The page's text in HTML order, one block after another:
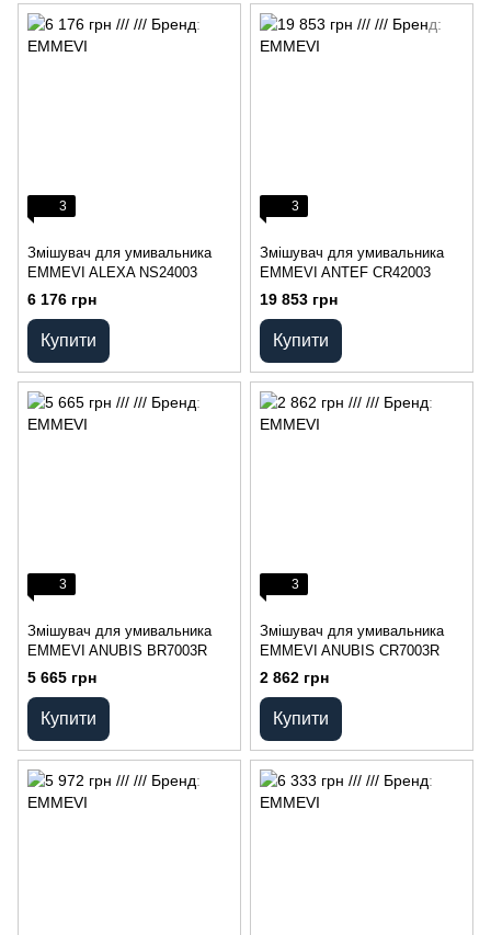
3
Змішувач для умивальника
EMMEVI ALEXA NS24003
6 176 грн
Купити
3
Змішувач для умивальника
EMMEVI ANTEF CR42003
19 853 грн
Купити
3
Змішувач для умивальника
EMMEVI ANUBIS BR7003R
5 665 грн
Купити
3
Змішувач для умивальника
EMMEVI ANUBIS CR7003R
2 862 грн
Купити